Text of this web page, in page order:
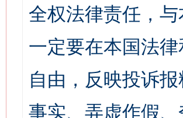
全权法律责任，
一定要在本国法
自由，反映投诉
事实、弄虚作假